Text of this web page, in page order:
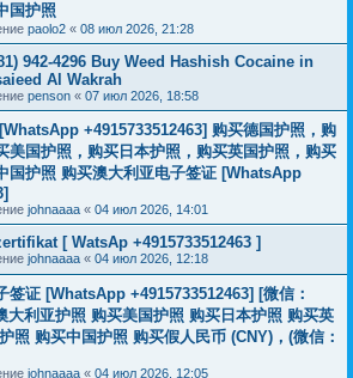
国护照
paolo2 « 08 июл 2026, 21:28
942-4296 Buy Weed Hashish Cocaine in
Al Wakrah
penson « 07 июл 2026, 18:58
+4915733512463] 购买德国护照，购
美国护照，购买日本护照，购买英国护照，购买
国护照 购买澳大利亚电子签证 [WhatsApp
johnaaaa « 04 июл 2026, 14:01
[ WatsAp +4915733512463 ]
johnaaaa « 04 июл 2026, 12:18
签证 [WhatsApp +4915733512463] [微信：
利亚护照 购买美国护照 购买日本护照 购买英
照 购买中国护照 购买假人民币 (CNY)，(微信：
johnaaaa « 04 июл 2026, 12:05